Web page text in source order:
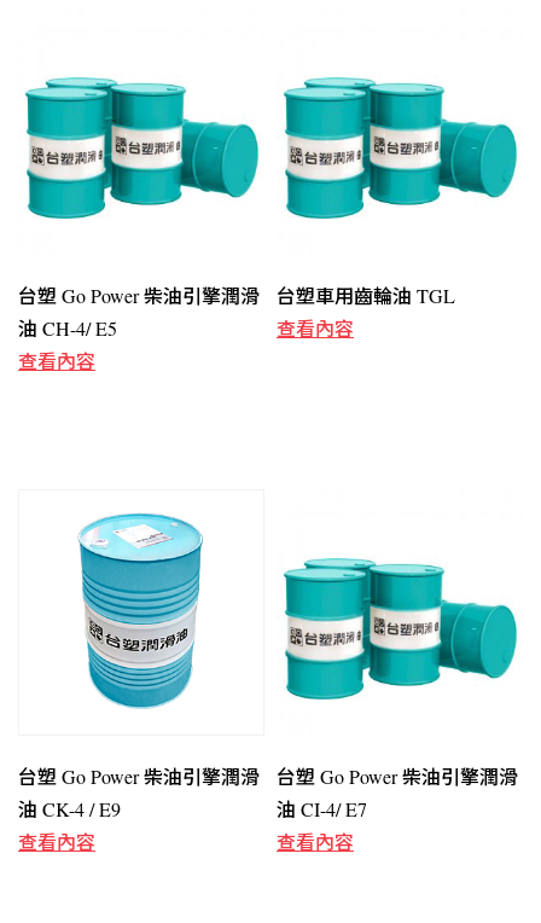
台塑 Go Power 柴油引擎潤滑
油 CH-4/ E5
查看內容
台塑車用齒輪油 TGL
查看內容
台塑 Go Power 柴油引擎潤滑
油 CK-4 / E9
查看內容
台塑 Go Power 柴油引擎潤滑
油 CI-4/ E7
查看內容